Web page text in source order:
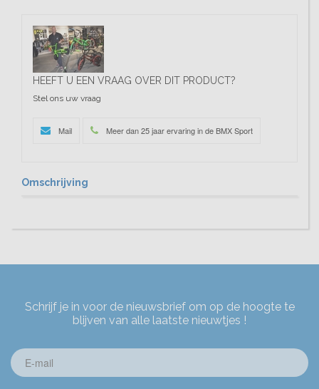
HEEFT U EEN VRAAG OVER DIT PRODUCT?
Stel ons uw vraag
Mail Meer dan 25 jaar ervaring in de BMX Sport
Omschrijving
Schrijf je in voor de nieuwsbrief om op de hoogte te
blijven van alle laatste nieuwtjes !